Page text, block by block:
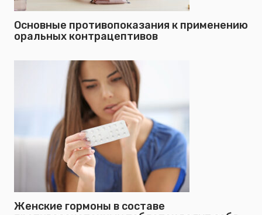
Основные противопоказания к применению
оральных контрацептивов
Женские гормоны в составе